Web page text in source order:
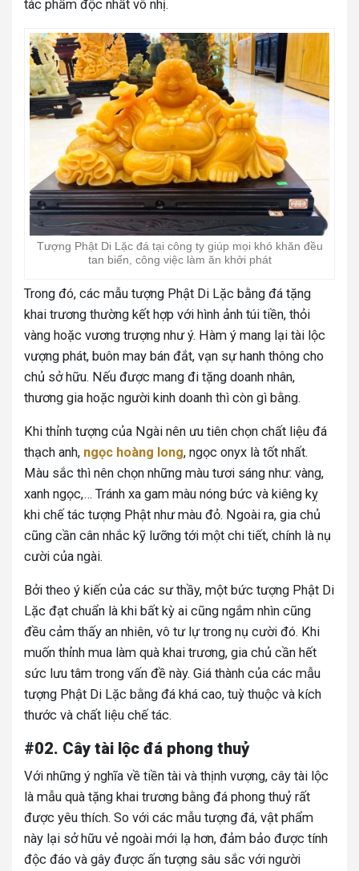
tác phẩm độc nhất vô nhị.
Tượng Phật Di Lặc đá tại công ty giúp mọi khó khăn đều
tan biến, công việc làm ăn khởi phát
Trong đó, các mẫu tượng Phật Di Lặc bằng đá tặng
khai trương thường kết hợp với hình ảnh túi tiền, thỏi
vàng hoặc vương trượng như ý. Hàm ý mang lại tài lộc
vượng phát, buôn may bán đắt, vạn sự hanh thông cho
chủ sở hữu. Nếu được mang đi tặng doanh nhân,
thương gia hoặc người kinh doanh thì còn gì bằng.
Khi thỉnh tượng của Ngài nên ưu tiên chọn chất liệu đá
thạch anh, ngọc hoàng long, ngọc onyx là tốt nhất.
Màu sắc thì nên chọn những màu tươi sáng như: vàng,
xanh ngọc,… Tránh xa gam màu nóng bức và kiêng kỵ
khi chế tác tượng Phật như màu đỏ. Ngoài ra, gia chủ
cũng cần cân nhắc kỹ lưỡng tới một chi tiết, chính là nụ
cười của ngài.
Bởi theo ý kiến của các sư thầy, một bức tượng Phật Di
Lặc đạt chuẩn là khi bất kỳ ai cũng ngắm nhìn cũng
đều cảm thấy an nhiên, vô tư lự trong nụ cười đó. Khi
muốn thỉnh mua làm quà khai trương, gia chủ cần hết
sức lưu tâm trong vấn đề này. Giá thành của các mẫu
tượng Phật Di Lặc bằng đá khá cao, tuỳ thuộc và kích
thước và chất liệu chế tác.
#02. Cây tài lộc đá phong thuỷ
Với những ý nghĩa về tiền tài và thịnh vượng, cây tài lộc
là mẫu quà tặng khai trương bằng đá phong thuỷ rất
được yêu thích. So với các mẫu tượng đá, vật phẩm
này lại sở hữu vẻ ngoài mới lạ hơn, đảm bảo được tính
độc đáo và gây được ấn tượng sâu sắc với người